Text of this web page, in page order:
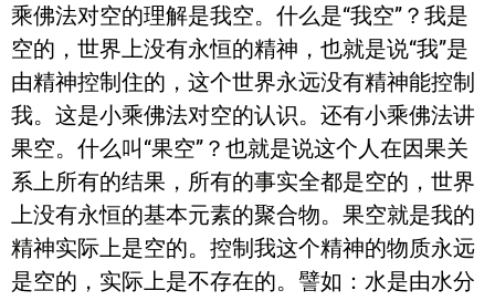
乘佛法对空的理解是我空。什么是“我空”？我是
空的，世界上没有永恒的精神，也就是说“我”是
由精神控制住的，这个世界永远没有精神能控制
我。这是小乘佛法对空的认识。还有小乘佛法讲
果空。什么叫“果空”？也就是说这个人在因果关
系上所有的结果，所有的事实全都是空的，世界
上没有永恒的基本元素的聚合物。果空就是我的
精神实际上是空的。控制我这个精神的物质永远
是空的，实际上是不存在的。譬如：水是由水分